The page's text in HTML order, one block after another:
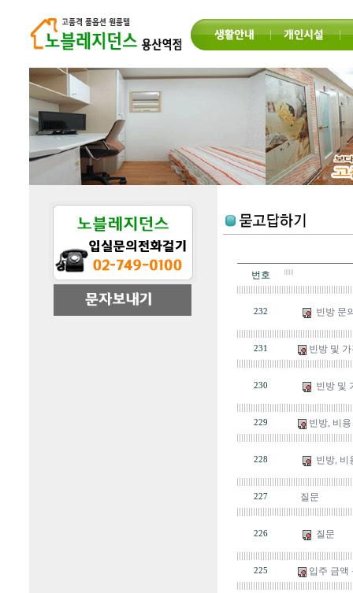
번호
232 빈방 문
231 빈방 및
230 빈방 및
229 빈방, 비
228 빈방, 비
227 질문
226 질문
225 입주 금액